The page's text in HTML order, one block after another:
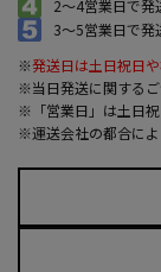
2～4営業日で発
3～5営業日で発
※発送日は土日祝日
※当日発送に関する
※「営業日」は土日祝
※運送会社の都合によ